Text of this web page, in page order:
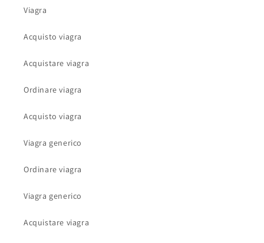
Viagra
Acquisto viagra
Acquistare viagra
Ordinare viagra
Acquisto viagra
Viagra generico
Ordinare viagra
Viagra generico
Acquistare viagra